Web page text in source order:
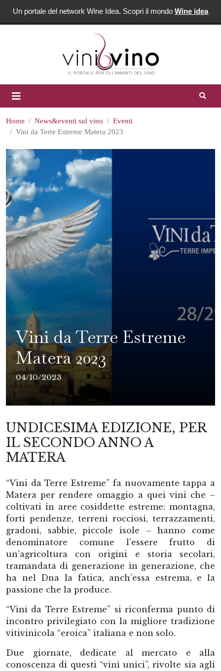
Un portale del network Wine Idea. Scopri il mondo Wine idea
Home News&eventi sul vino
Eventi
Vini da Terre Estreme Matera 2023
Vini da Terre Estreme
Matera 2023
04/10/2023
UNDICESIMA EDIZIONE, PER
IL SECONDO ANNO A
MATERA
“Vini da Terre Estreme” fa nuovamente tappa a
Matera per rendere omaggio a quei vini che –
coltivati in aree cosiddette estreme: montagna,
forti pendenze, terreni rocciosi, terrazzamenti,
gradoni, sabbie, piccole isole – hanno come
denominatore comune l’essere frutto di
un’agricoltura con origini e storia secolari,
tramandata di generazione in generazione, che
ha nel Dna la fatica, anch’essa estrema, e la
passione che la produce.
“Vini da Terre Estreme” si riconferma punto di
incontro privilegiato con la migliore tradizione
vitivinicola “eroica” italiana e non solo.
Due giornate, dedicate al mercato e alla
conoscenza di questi “vini unici”, rivolte sia agli